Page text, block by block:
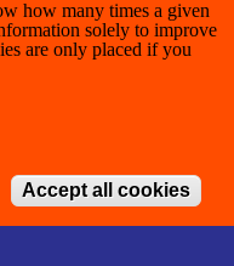
how many times a given
solely to improve
are only placed if you
Accept all cookies